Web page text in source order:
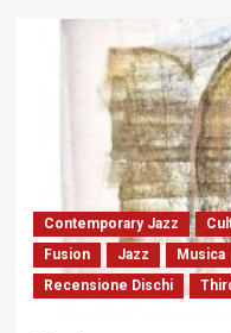
Contemporary Jazz
Fusion
Jazz Musica
Recensione Dischi